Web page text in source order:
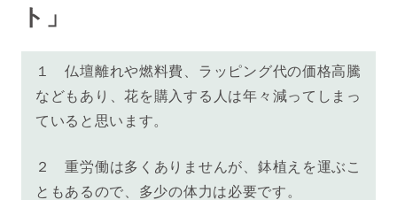
ト」
１ 仏壇離れや燃料費、ラッピング代の価格高騰
などもあり、花を購入する人は年々減ってしまっ
ていると思います。
２ 重労働は多くありませんが、鉢植えを運ぶこ
ともあるので、多少の体力は必要です。